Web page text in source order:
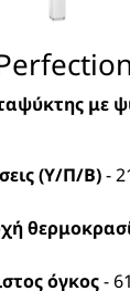
με
(Υ/Π/Β)-
όγκος-